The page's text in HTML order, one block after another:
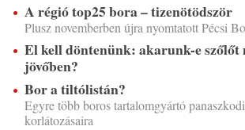
A régió top25 bora – tizenötödször
Plusz novemberben újra nyomtatott Pécsi
El kell döntenünk: akarunk-e szőlőt
jövőben?
Bor a tiltólistán?
Egyre több boros tartalomgyártó
korlátozásaira